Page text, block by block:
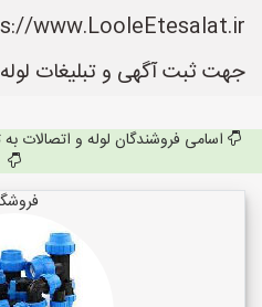
جهت ثبت آگهی و تبلیغات
اسامی فروشندگان لوله و اتصالات